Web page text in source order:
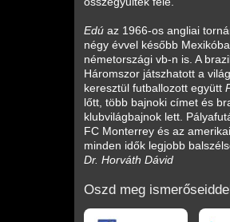
Edú az 1966-os angliai
négy évvel később
németországi vb-n is. A
Háromszor játszhatott a
keresztül futballozott együtt
lőtt, több bajnoki címet és
klubvilágbajnok lett.
FC Monterrey és az
minden idők legjobb
Dr. Horváth Dávid
Oszd meg